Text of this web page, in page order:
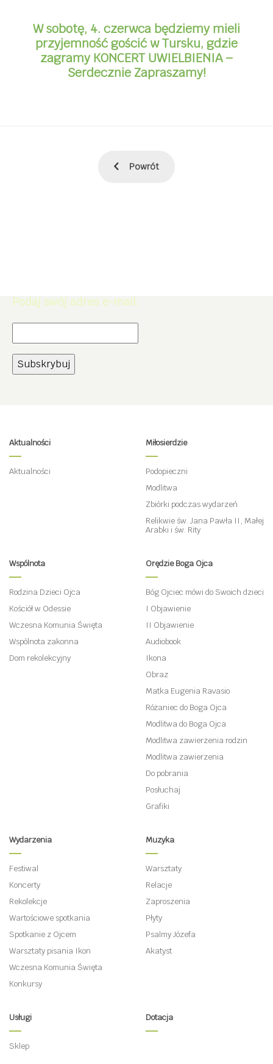
W sobotę, 4. czerwca będziemy mieli
przyjemność gościć w Tursku, gdzie
zagramy KONCERT UWIELBIENIA –
Serdecznie Zapraszamy!
Powrót
Podaj swój adres e-mail:
Aktualności
Aktualności
Miłosierdzie
Podopieczni
Modlitwa
Zbiórki podczas wydarzeń
Relikwie św. Jana Pawła II, Małej
Arabki i św. Rity
Wspólnota
Rodzina Dzieci Ojca
Kościół w Odessie
Wczesna Komunia Święta
Wspólnota zakonna
Dom rekolekcyjny
Orędzie Boga Ojca
Bóg Ojciec mówi do Swoich dzieci
I Objawienie
II Objawienie
Audiobook
Ikona
Obraz
Matka Eugenia Ravasio
Różaniec do Boga Ojca
Modlitwa do Boga Ojca
Modlitwa zawierzenia rodzin
Modlitwa zawierzenia
Do pobrania
Posłuchaj
Grafiki
Wydarzenia
Festiwal
Koncerty
Rekolekcje
Wartościowe spotkania
Spotkanie z Ojcem
Warsztaty pisania Ikon
Wczesna Komunia Święta
Konkursy
Muzyka
Warsztaty
Relacje
Zaproszenia
Płyty
Psalmy Józefa
Akatyst
Usługi
Sklep
Dotacja